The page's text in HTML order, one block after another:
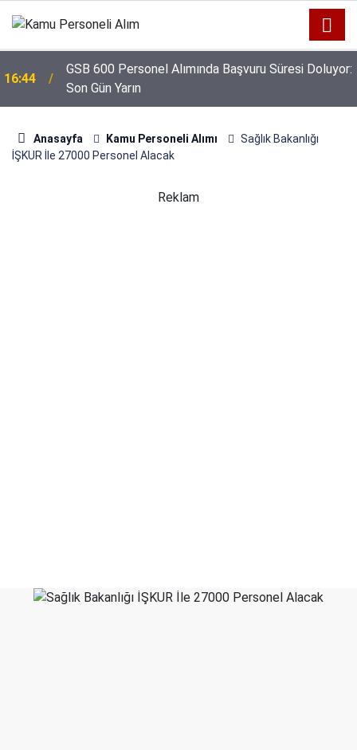
16:44
GSB 600 Personel Alımında Başvuru Süresi Doluyor:
Son Gün Yarın
Anasayfa Kamu Personeli Alımı
Sağlık Bakanlığı
İŞKUR İle 27000 Personel Alacak
Reklam